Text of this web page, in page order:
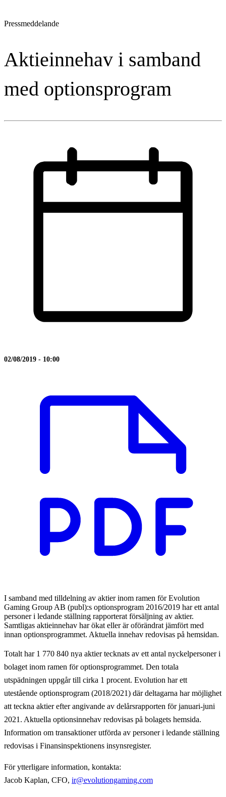
Pressmeddelande
Aktieinnehav i samband
med optionsprogram
02/08/2019 - 10:00
I samband med tilldelning av aktier inom ramen för Evolution
Gaming Group AB (publ):s optionsprogram 2016/2019 har ett antal
personer i ledande ställning rapporterat försäljning av aktier.
Samtligas aktieinnehav har ökat eller är oförändrat jämfört med
innan optionsprogrammet. Aktuella innehav redovisas på hemsidan.
Totalt har 1 770 840 nya aktier tecknats av ett antal nyckelpersoner i
bolaget inom ramen för optionsprogrammet. Den totala
utspädningen uppgår till cirka 1 procent. Evolution har ett
utestående optionsprogram (2018/2021) där deltagarna har möjlighet
att teckna aktier efter angivande av delårsrapporten för januari-juni
2021. Aktuella optionsinnehav redovisas på bolagets hemsida.
Information om transaktioner utförda av personer i ledande ställning
redovisas i Finansinspektionens insynsregister.
För ytterligare information, kontakta:
Jacob Kaplan, CFO, ir@evolutiongaming.com